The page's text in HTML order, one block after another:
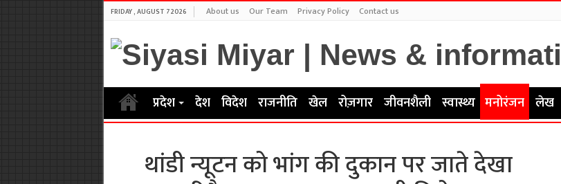
FRIDAY , AUGUST 7 2026 About us Our Team Privacy Policy Contact us
प्रदेश देश विदेश राजनीति खेल रोज़गार जीवनशैली स्वास्थ्य मनोरंजन लेख
थांडी न्यूटन को भांग की दुकान पर जाते देखा